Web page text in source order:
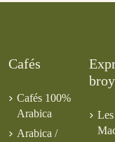
Cafés
Cafés 100%
Arabica
Arabica /
Les